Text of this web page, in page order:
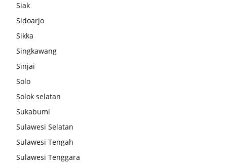
Siak
Sidoarjo
Sikka
Singkawang
Sinjai
Solo
Solok selatan
Sukabumi
Sulawesi Selatan
Sulawesi Tengah
Sulawesi Tenggara